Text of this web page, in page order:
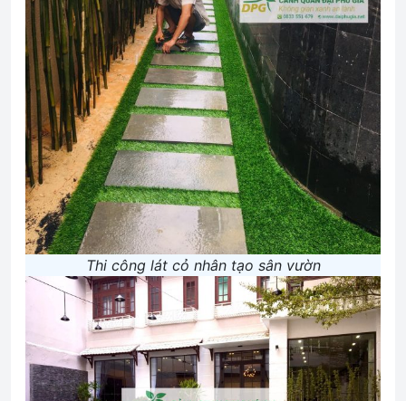
Thi công lát cỏ nhân tạo sân vườn